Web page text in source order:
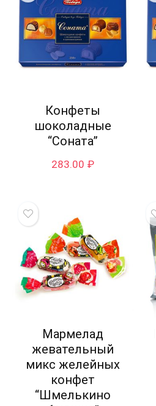
Конфеты
шоколадные
“Соната”
283.00 ₽
Мармелад
жевательный
микс желейных
конфет
“Шмелькино